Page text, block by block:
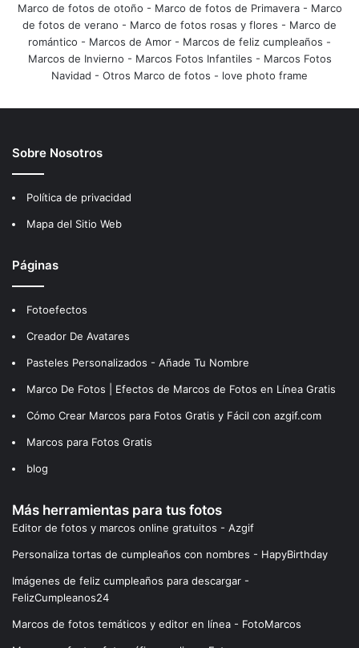
Marco de fotos de otoño - Marco de fotos de Primavera- Marco
de fotos de verano - Marco de fotos rosas y flores - Marco de
romántico - Marcos de Amor - Marcos de feliz cumpleaños -
Marcos de Invierno - Marcos Fotos Infantiles - Marcos Fotos
Navidad - Otros Marco de fotos - love photo frame
Sobre Nosotros
Política de privacidad
Mapa del Sitio Web
Páginas
Fotoefectos
Creador De Avatares
Pasteles Personalizados - Añade Tu Nombre
Marco De Fotos | Efectos de Marcos de Fotos en Línea Gratis
Cómo Crear Marcos para Fotos Gratis y Fácil con azgif.com
Marcos para Fotos Gratis
blog
Más herramientas para tus fotos
Editor de fotos y marcos online gratuitos - Azgif
Personaliza tortas de cumpleaños con nombres - HapyBirthday
Imágenes de feliz cumpleaños para descargar -
FelizCumpleanos24
Marcos de fotos temáticos y editor en línea - FotoMarcos